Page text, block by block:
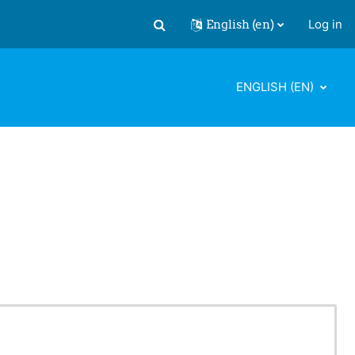
Toggle search input
English ‎(en)‎ Log in
ENGLISH ‎(EN)‎